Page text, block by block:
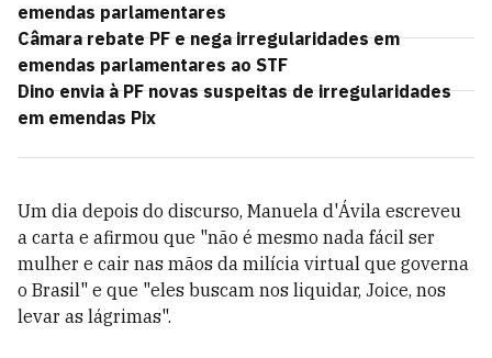
emendas parlamentares
Câmara rebate PF e nega irregularidades em
emendas parlamentares ao STF
Dino envia à PF novas suspeitas de irregularidades
em emendas Pix
Um dia depois do discurso, Manuela d'Ávila escreveu
a carta e afirmou que "não é mesmo nada fácil ser
mulher e cair nas mãos da milícia virtual que governa
o Brasil" e que "eles buscam nos liquidar, Joice, nos
levar as lágrimas".